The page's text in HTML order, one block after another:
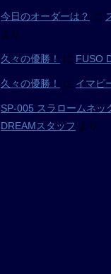
今日のオーダーは？ に
より
久々の優勝！ に FUSO
久々の優勝！ に イマピ
SP-005 スラロームネッ
DREAMスタッフ より